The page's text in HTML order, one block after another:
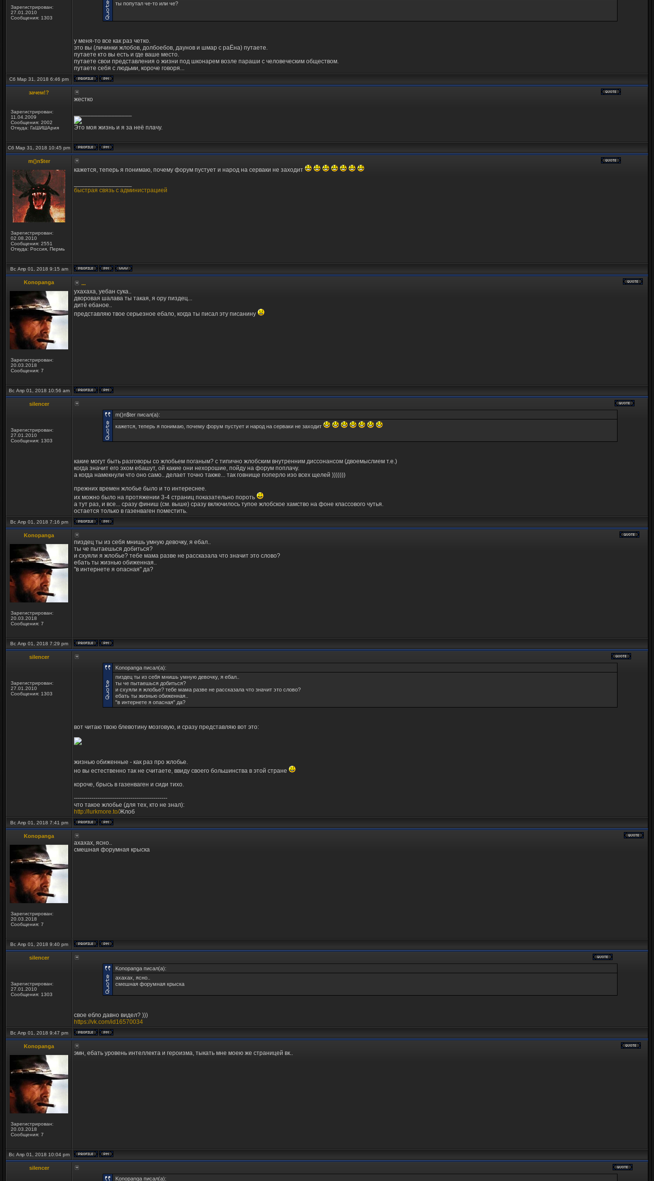
Зарегистрирован:
27.01.2010
Сообщения: 1303
ты попутал че-то или че?
у меня-то все как раз четко.
это вы (личинки жлобов, долбоебов, даунов и шмар с раЁна) путаете.
путаете кто вы есть и где ваше место.
путаете свои представления о жизни под шконарем возле параши с человеческим обществом.
путаете себя с людьми, короче говоря...
Сб Мар 31, 2018 6:46 pm
зачем!?
Зарегистрирован:
11.04.2009
Сообщения: 2002
Откуда: ГаШИШАрия
жестко
Это моя жизнь и я за неё плачу.
Сб Мар 31, 2018 10:45 pm
m()n$ter
Зарегистрирован:
02.08.2010
Сообщения: 2551
Откуда: Россия, Пермь
кажется, теперь я понимаю, почему форум пустует и народ на серваки не заходит
быстрая связь с администрацией
Вс Апр 01, 2018 9:15 am
Konopanga
Зарегистрирован:
20.03.2018
Сообщения: 7
...
ухахаха, уебан сука..
дворовая шалава ты такая, я ору пиздец...
дитё ебаное..
представляю твое серьезное ебало, когда ты писал эту писанину
Вс Апр 01, 2018 10:56 am
silencer
Зарегистрирован:
27.01.2010
Сообщения: 1303
m()n$ter писал(а):
кажется, теперь я понимаю, почему форум пустует и народ на серваки не заходит
какие могут быть разговоры со жлобьем поганым? с типично жлобским внутренним диссонансом (двоемыслием т.е.)
когда значит его эхом ебашут, ой какие они нехорошие, пойду на форум поплачу.
а когда намекнули что оно само.. делает точно также... так говнище поперло изо всех щелей )))))))
прежних времен жлобье было и то интереснее.
их можно было на протяжении 3-4 страниц показательно пороть
а тут раз, и все... сразу финиш (см. выше) сразу включилось тупое жлобское хамство на фоне классового чутья.
остается только в газенваген поместить.
Вс Апр 01, 2018 7:16 pm
Konopanga
Зарегистрирован:
20.03.2018
Сообщения: 7
пиздец ты из себя мнишь умную девочку, я ебал..
ты че пытаешься добиться?
и схуяли я жлобье? тебе мама разве не рассказала что значит это слово?
ебать ты жизнью обиженная..
"в интернете я опасная" да?
Вс Апр 01, 2018 7:29 pm
silencer
Зарегистрирован:
27.01.2010
Сообщения: 1303
Konopanga писал(а):
пиздец ты из себя мнишь умную девочку, я ебал..
ты че пытаешься добиться?
и схуяли я жлобье? тебе мама разве не рассказала что значит это слово?
ебать ты жизнью обиженная..
"в интернете я опасная" да?
вот читаю твою блевотину мозговую, и сразу представляю вот это:
жизнью обиженные - как раз про жлобье.
но вы естественно так не считаете, ввиду своего большинства в этой стране
короче, брысь в газенваген и сиди тихо.
------------------------------------------------
что такое жлобье (для тех, кто не знал):
http://lurkmore.to/Жлоб
Вс Апр 01, 2018 7:41 pm
Konopanga
Зарегистрирован:
20.03.2018
Сообщения: 7
ахахах, ясно..
смешная форумная крыска
Вс Апр 01, 2018 9:40 pm
silencer
Зарегистрирован:
27.01.2010
Сообщения: 1303
Konopanga писал(а):
ахахах, ясно..
смешная форумная крыска
свое ебло давно видел? )))
https://vk.com/id16570034
Вс Апр 01, 2018 9:47 pm
Konopanga
Зарегистрирован:
20.03.2018
Сообщения: 7
эмн, ебать уровень интеллекта и героизма, тыкать мне моею же страницей вк..
Вс Апр 01, 2018 10:04 pm
silencer
Konopanga писал(а):